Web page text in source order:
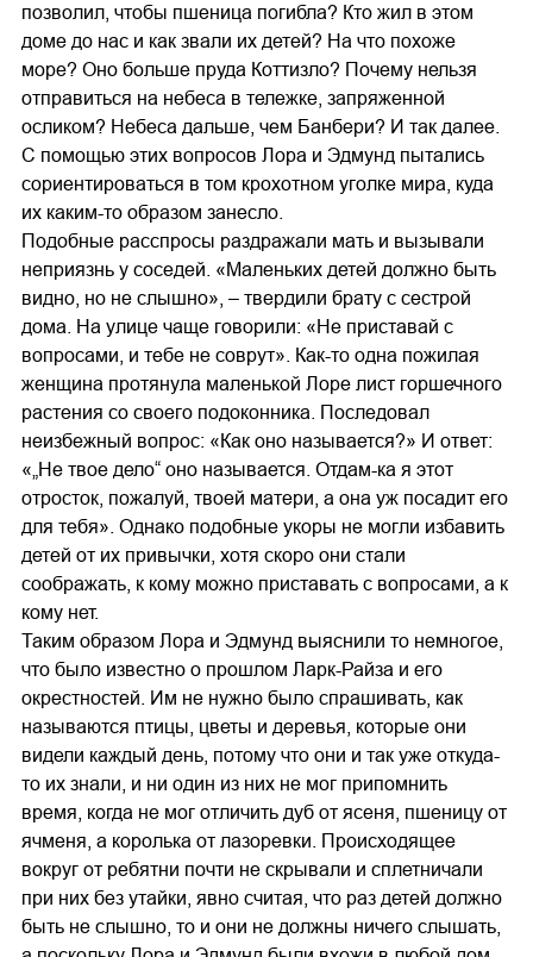
позволил, чтобы пшеница погибла? Кто жил в этом
доме до нас и как звали их детей? На что похоже
море? Оно больше пруда Коттизло? Почему нельзя
отправиться на небеса в тележке, запряженной
осликом? Небеса дальше, чем Банбери? И так далее.
С помощью этих вопросов Лора и Эдмунд пытались
сориентироваться в том крохотном уголке мира, куда
их каким-то образом занесло.
Подобные расспросы раздражали мать и вызывали
неприязнь у соседей. «Маленьких детей должно быть
видно, но не слышно», – твердили брату с сестрой
дома. На улице чаще говорили: «Не приставай с
вопросами, и тебе не соврут». Как-то одна пожилая
женщина протянула маленькой Лоре лист горшечного
растения со своего подоконника. Последовал
неизбежный вопрос: «Как оно называется?» И ответ:
«„Не твое дело“ оно называется. Отдам-ка я этот
отросток, пожалуй, твоей матери, а она уж посадит его
для тебя». Однако подобные укоры не могли избавить
детей от их привычки, хотя скоро они стали
соображать, к кому можно приставать с вопросами, а к
кому нет.
Таким образом Лора и Эдмунд выяснили то немногое,
что было известно о прошлом Ларк-Райза и его
окрестностей. Им не нужно было спрашивать, как
называются птицы, цветы и деревья, которые они
видели каждый день, потому что они и так уже откуда-
то их знали, и ни один из них не мог припомнить
время, когда не мог отличить дуб от ясеня, пшеницу от
ячменя, а королька от лазоревки. Происходящее
вокруг от ребятни почти не скрывали и сплетничали
при них без утайки, явно считая, что раз детей должно
быть не слышно, то и они не должны ничего слышать,